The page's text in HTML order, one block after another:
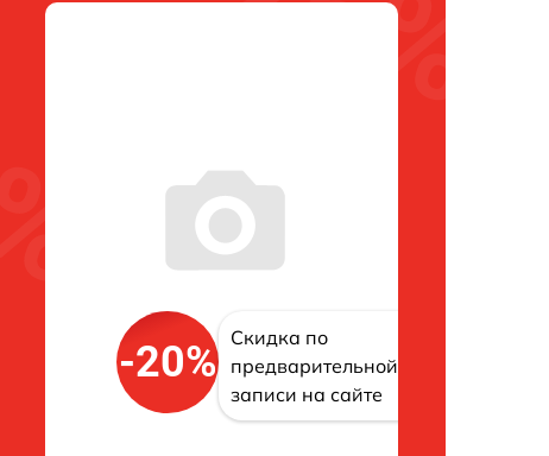
-20%
Скидка по
предварительной
записи на сайте